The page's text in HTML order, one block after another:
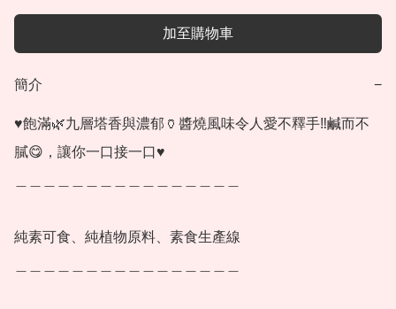
加至購物車
簡介 −
♥️飽滿🌿九層塔香與濃郁🏺醬燒風味令人愛不釋手‼️鹹而不
膩😋，讓你一口接一口♥️
純素可食、純植物原料、素食生產線